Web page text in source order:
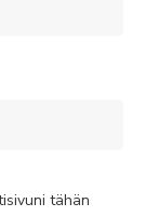
tähän